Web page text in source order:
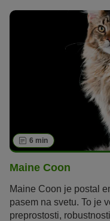
6 min
Maine Coon
Maine Coon je postal
pasem na svetu. To je
preprostosti,